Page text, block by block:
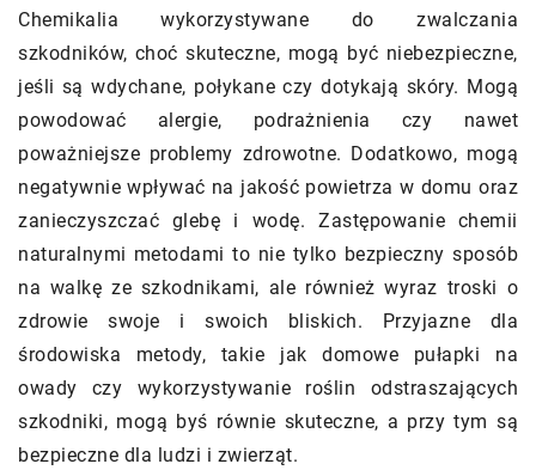
Chemikalia wykorzystywane do zwalczania
szkodników, choć skuteczne, mogą być niebezpieczne,
jeśli są wdychane, połykane czy dotykają skóry. Mogą
powodować alergie, podrażnienia czy nawet
poważniejsze problemy zdrowotne. Dodatkowo, mogą
negatywnie wpływać na jakość powietrza w domu oraz
zanieczyszczać glebę i wodę. Zastępowanie chemii
naturalnymi metodami to nie tylko bezpieczny sposób
na walkę ze szkodnikami, ale również wyraz troski o
zdrowie swoje i swoich bliskich. Przyjazne dla
środowiska metody, takie jak domowe pułapki na
owady czy wykorzystywanie roślin odstraszających
szkodniki, mogą byś równie skuteczne, a przy tym są
bezpieczne dla ludzi i zwierząt.